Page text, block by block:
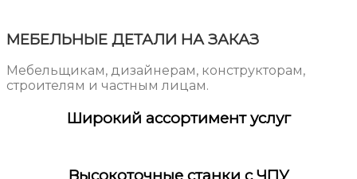
МЕБЕЛЬНЫЕ ДЕТАЛИ НА ЗАКАЗ
Мебельщикам, дизайнерам, конструкторам,
строителям и частным лицам.
Широкий ассортимент услуг